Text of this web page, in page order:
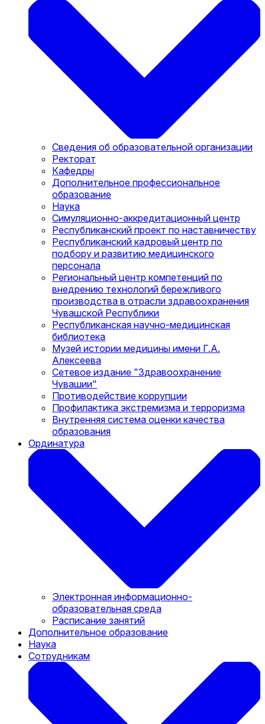
Сведения об образовательной организации
Ректорат
Кафедры
Дополнительное профессиональное
образование
Наука
Симуляционно-аккредитационный центр
Республиканский проект по наставничеству
Республиканский кадровый центр по
подбору и развитию медицинского
персонала
Региональный центр компетенций по
внедрению технологий бережливого
производства в отрасли здравоохранения
Чувашской Республики
Республиканская научно-медицинская
библиотека
Музей истории медицины имени Г.А.
Алексеева
Сетевое издание "Здравоохранение
Чувашии"
Противодействие коррупции
Профилактика экстремизма и терроризма
Внутренняя система оценки качества
образования
Ординатура
Электронная информационно-
образовательная среда
Расписание занятий
Дополнительное образование
Наука
Сотрудникам